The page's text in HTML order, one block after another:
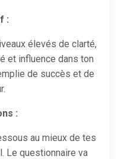
:
élevés de clarté,
et influence dans ton
de succès et de
:
au mieux de tes
Le questionnaire va